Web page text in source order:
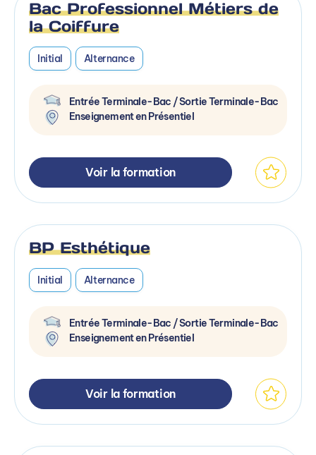
Bac Professionnel Métiers de
la Coiffure
Initial Alternance
Entrée Terminale-Bac / Sortie Terminale-Bac
Enseignement en Présentiel
Voir la formation
BP Esthétique
Initial Alternance
Entrée Terminale-Bac / Sortie Terminale-Bac
Enseignement en Présentiel
Voir la formation